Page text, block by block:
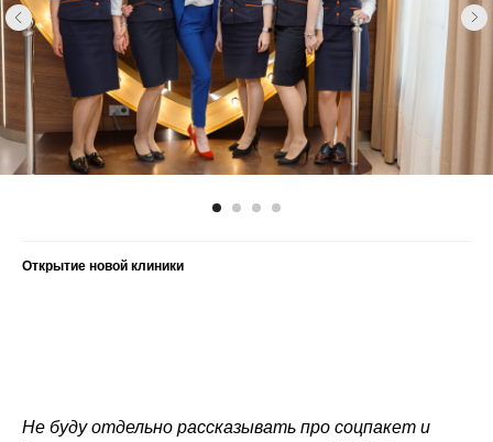
Открытие новой клиники
Не буду отдельно рассказывать про соцпакет и